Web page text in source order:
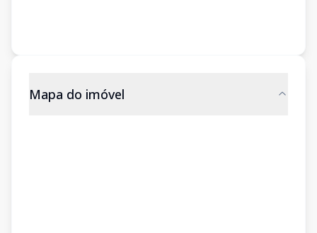
Mapa do imóvel